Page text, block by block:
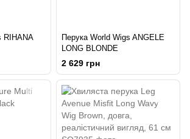
RIHANA
Перука World Wigs ANGELE
LONG BLONDE
2 629 грн